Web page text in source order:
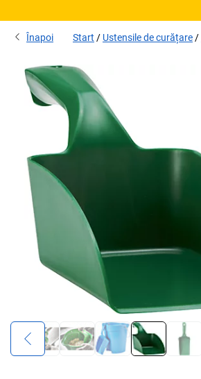
Înapoi Start Ustensile de curățare